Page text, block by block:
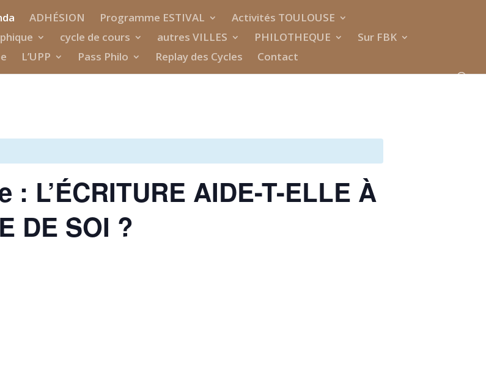
ADHÉSION Programme ESTIVAL
Activités TOULOUSE
cycle de cours autres VILLES PHILOTHEQUE
Sur FBK
L’UPP Pass Philo Replay des Cycles Contact
L’ÉCRITURE AIDE-T-ELLE À
DE SOI ?